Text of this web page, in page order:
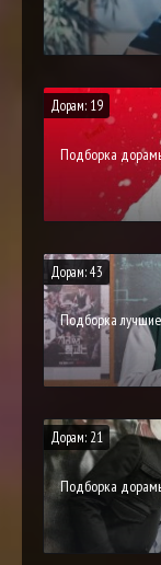
Дорам: 19
Подборка
Дорам: 43
Подборка
Дорам: 21
Подборка